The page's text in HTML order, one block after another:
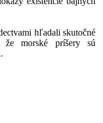
hľadali skutočné
že morské príšery sú